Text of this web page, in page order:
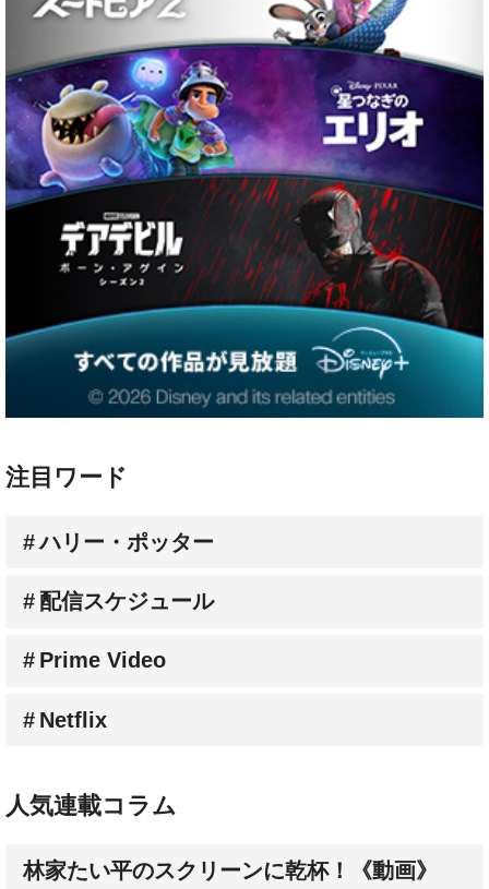
注目ワード
ハリー・ポッター
配信スケジュール
Prime Video
Netflix
林家たい平のスクリーンに乾杯！《動画》
杉山すぴ豊【すぴのジャンル・ジャングル】